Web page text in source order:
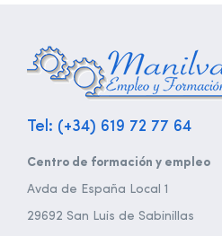
Tel: (+34) 619 72 77 64
Centro de formación y empleo
Avda de España Local 1
29692 San Luis de Sabinillas